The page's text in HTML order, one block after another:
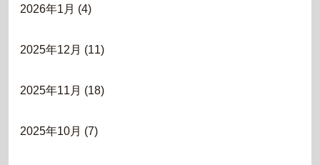
2026年1月 (4)
2025年12月 (11)
2025年11月 (18)
2025年10月 (7)